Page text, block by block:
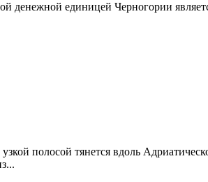
денежной единицей Черногории
полосой тянется вдоль